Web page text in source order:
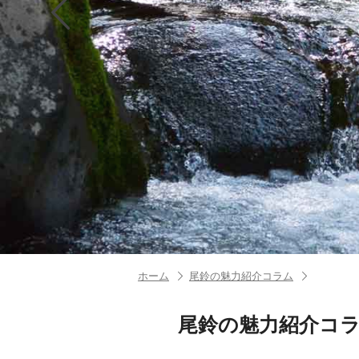
ホーム 尾鈴の魅力紹介コラム
尾鈴の魅力紹介コ